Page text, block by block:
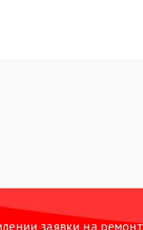
заявки на ремонт